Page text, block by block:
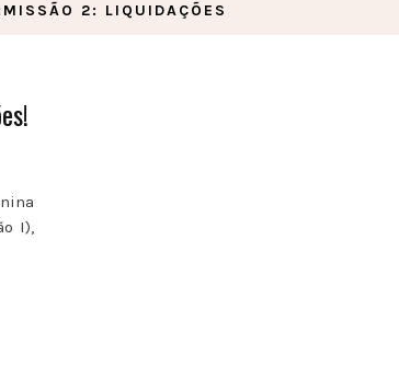
2: LIQUIDAÇÕES
I),